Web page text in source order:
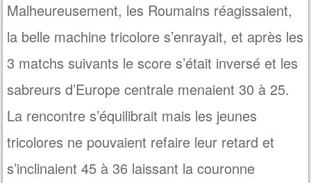
Malheureusement, les Roumains réagissaient,
la belle machine tricolore s’enrayait, et après les
3 matchs suivants le score s’était inversé et les
sabreurs d’Europe centrale menaient 30 à 25.
La rencontre s’équilibrait mais les jeunes
tricolores ne pouvaient refaire leur retard et
s’inclinaient 45 à 36 laissant la couronne